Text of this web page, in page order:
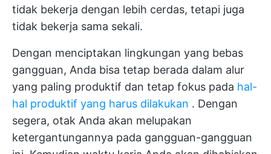
tidak bekerja dengan lebih cerdas, tetapi juga
tidak bekerja sama sekali.
Dengan menciptakan lingkungan yang bebas
gangguan, Anda bisa tetap berada dalam alur
yang paling produktif dan tetap fokus pada hal-
hal produktif yang harus dilakukan . Dengan
segera, otak Anda akan melupakan
ketergantungannya pada gangguan-gangguan